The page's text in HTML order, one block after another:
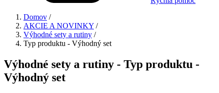
Domov /
AKCIE A NOVINKY /
Výhodné sety a rutiny /
Typ produktu - Výhodný set
Výhodné sety a rutiny - Typ produktu -
Výhodný set